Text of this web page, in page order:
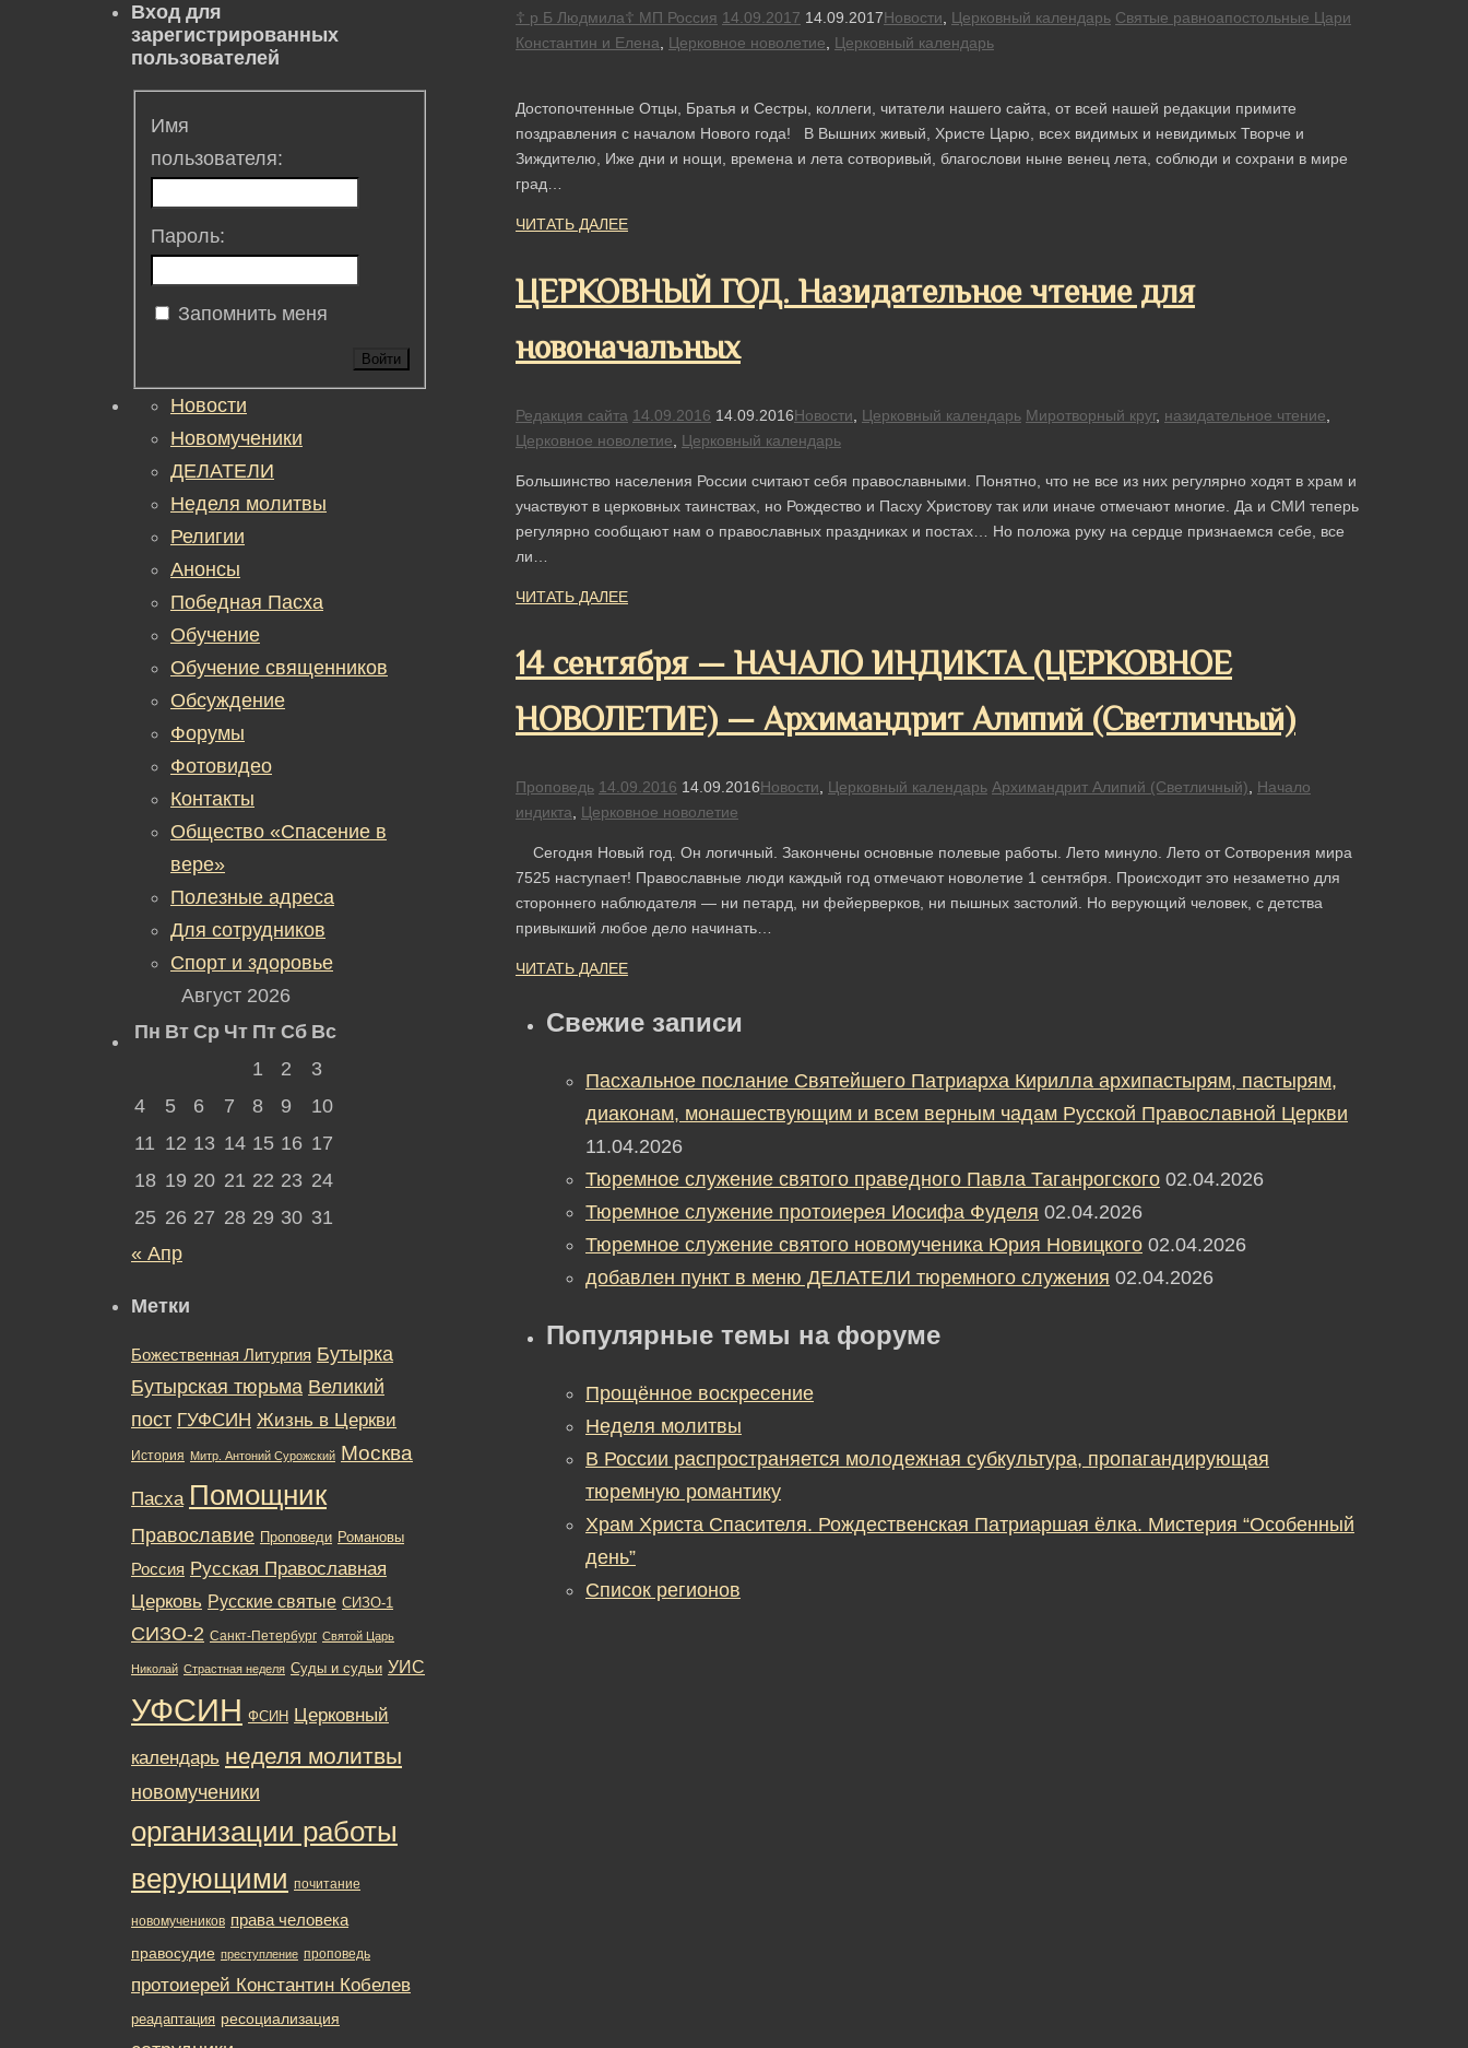
☦ р Б Людмила☦ МП Россия 14.09.2017 14.09.2017Новости Церковный календарь Святые равноапостольные Цари
Константин и Елена
Церковное новолетие Церковный календарь
Достопочтенные Отцы, Братья и Сестры, коллеги, читатели нашего сайта, от всей нашей редакции примите
поздравления с началом Нового года! В Вышних живый, Христе Царю, всех видимых и невидимых Творче и
Зиждителю, Иже дни и нощи, времена и лета сотворивый, благослови ныне венец лета, соблюди и сохрани в мире
град…
ЧИТАТЬ ДАЛЕЕ
ЦЕРКОВНЫЙ ГОД. Назидательное чтение для
новоначальных
Редакция сайта 14.09.2016 14.09.2016Новости Церковный календарь Миротворный круг, назидательное чтение
Церковное новолетие
Церковный календарь
Большинство населения России считают себя православными. Понятно, что не все из них регулярно ходят в храм и
участвуют в церковных таинствах, но Рождество и Пасху Христову так или иначе отмечают многие. Да и СМИ теперь
регулярно сообщают нам о православных праздниках и постах… Но положа руку на сердце признаемся себе, все
ли…
ЧИТАТЬ ДАЛЕЕ
14 сентября — НАЧАЛО ИНДИКТА (ЦЕРКОВНОЕ
НОВОЛЕТИЕ) — Архимандрит Алипий (Светличный)
Проповедь 14.09.2016 14.09.2016Новости, Церковный календарь Архимандрит Алипий (Светличный), Начало
индикта, Церковное новолетие
Сегодня Новый год. Он логичный. Закончены основные полевые работы. Лето минуло. Лето от Сотворения мира
7525 наступает! Православные люди каждый год отмечают новолетие 1 сентября. Происходит это незаметно для
стороннего наблюдателя — ни петард, ни фейерверков, ни пышных застолий. Но верующий человек, с детства
привыкший любое дело начинать…
ЧИТАТЬ ДАЛЕЕ
Свежие записи
Пасхальное послание Святейшего Патриарха Кирилла архипастырям, пастырям,
диаконам, монашествующим и всем верным чадам Русской Православной Церкви
11.04.2026
Тюремное служение святого праведного Павла Таганрогского 02.04.2026
Тюремное служение протоиерея Иосифа Фуделя 02.04.2026
Тюремное служение святого новомученика Юрия Новицкого 02.04.2026
добавлен пункт в меню ДЕЛАТЕЛИ тюремного служения 02.04.2026
Популярные темы на форуме
Прощённое воскресение
Неделя молитвы
В России распространяется молодежная субкультура, пропагандирующая
тюремную романтику
Храм Христа Спасителя. Рождественская Патриаршая ёлка. Мистерия “Особенный
день”
Список регионов
Вход для
зарегистрированных
пользователей
Имя
пользователя:
Пароль:
Запомнить меня
Войти
Новости
Новомученики
ДЕЛАТЕЛИ
Неделя молитвы
Религии
Анонсы
Победная Пасха
Обучение
Обучение священников
Обсуждение
Форумы
Фотовидео
Контакты
Общество «Спасение в
вере»
Полезные адреса
Для сотрудников
Спорт и здоровье
Август 2026
Пн Вт Ср Чт Пт Сб Вс
1
2
3
4
5 6 7 8 9
10
11 12 13 14 15 16 17
18 19 20 21 22 23 24
25 26 27 28 29 30 31
« Апр
Метки
Божественная Литургия Бутырка
Бутырская тюрьма Великий
пост ГУФСИН Жизнь в Церкви
История Митр. Антоний Сурожский Москва
Пасха Помощник
Православие Проповеди Романовы
Россия Русская Православная
Церковь Русские святые СИЗО-1
СИЗО-2 Санкт-Петербург Святой Царь
Николай Страстная неделя Суды и судьи УИС
УФСИН ФСИН Церковный
календарь неделя молитвы
новомученики
организации работы
верующими почитание
новомучеников права человека
правосудие преступление проповедь
протоиерей Константин Кобелев
реадаптация ресоциализация